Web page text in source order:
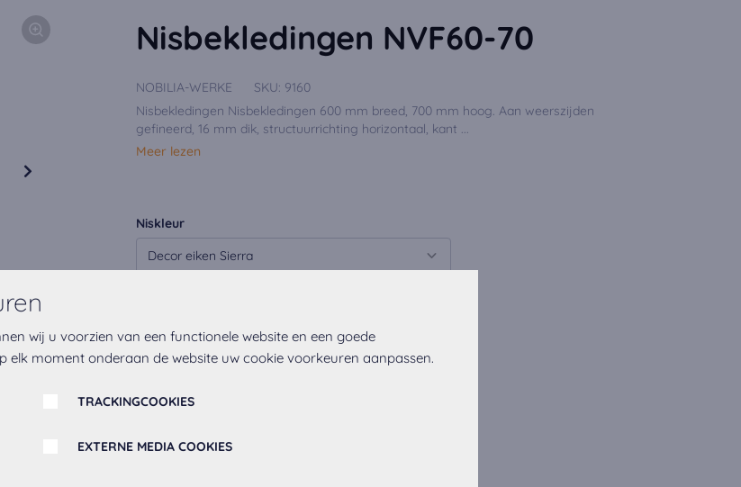
wij u voorzien van een functionele website en een goede
elk moment onderaan de website uw cookie voorkeuren aanpassen.
TRACKINGCOOKIES
EXTERNE MEDIA COOKIES
Nisbekledingen NVF60-70
NOBILIA-WERKE SKU: 9160
Nisbekledingen Nisbekledingen 600 mm breed, 700 mm hoog. Aan weerszijden
gefineerd, 16 mm dik, structuurrichting horizontaal, kant ...
Meer lezen
Niskleur
Decor eiken Sierra